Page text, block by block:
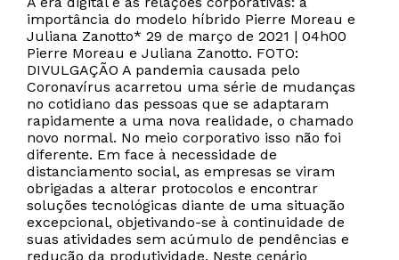
importância do modelo híbrido Pierre Moreau e
Juliana Zanotto* 29 de março de 2021 | 04h00
Pierre Moreau e Juliana Zanotto. FOTO:
DIVULGAÇÃO A pandemia causada pelo
Coronavírus acarretou uma série de mudanças
no cotidiano das pessoas que se adaptaram
rapidamente a uma nova realidade, o chamado
novo normal. No meio corporativo isso não foi
diferente. Em face à necessidade de
distanciamento social, as empresas se viram
obrigadas a alterar protocolos e encontrar
soluções tecnológicas diante de uma situação
excepcional, objetivando-se à continuidade de
suas atividades sem acúmulo de pendências e
redução da produtividade. Neste cenário